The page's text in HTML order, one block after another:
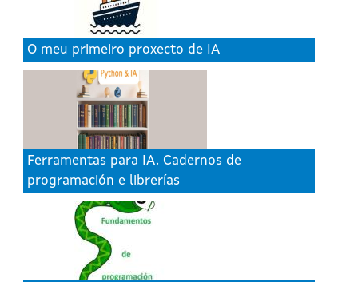
O meu primeiro proxecto de IA
Ferramentas para IA. Cadernos de
programación e librerías